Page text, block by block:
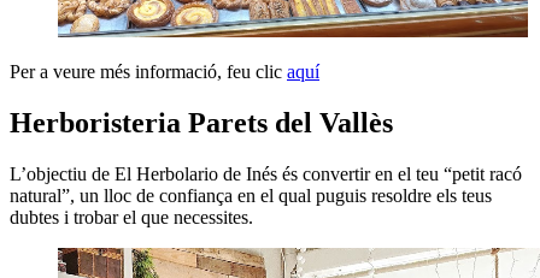
Per a veure més informació, feu clic aquí
Herboristeria Parets del Vallès
L’objectiu de El Herbolario de Inés és convertir en el teu “petit racó
natural”, un lloc de confiança en el qual puguis resoldre els teus
dubtes i trobar el que necessites.